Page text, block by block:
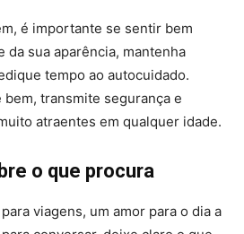
é importante se sentir bem
da sua aparência, mantenha
tempo ao autocuidado.
bem, transmite segurança e
atraentes em qualquer idade.
o que procura
viagens, um amor para o dia a